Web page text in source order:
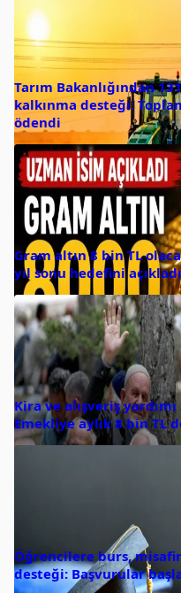
Tarım Bakanlığından
kalkınma desteği:
ödendi
Gram altın 8 bin TL
yıl sonu hedefini açıkladı
Kira ve alışveriş yardımı
Emekliye aylık 8 bin TL
Öğrencilere burs,
desteği: Başvurular